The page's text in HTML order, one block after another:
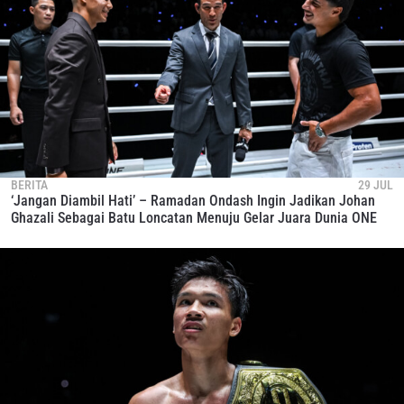
BERITA 29 JUL
‘Jangan Diambil Hati’ – Ramadan Ondash Ingin Jadikan Johan
Ghazali Sebagai Batu Loncatan Menuju Gelar Juara Dunia ONE